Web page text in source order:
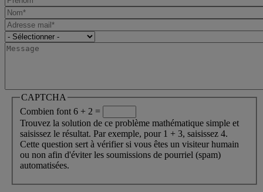
CAPTCHA
Combien font 6 + 2 =
Trouvez la solution de ce problème mathématique simple et
saisissez le résultat. Par exemple, pour 1 + 3, saisissez 4.
Cette question sert à vérifier si vous êtes un visiteur humain
ou non afin d'éviter les soumissions de pourriel (spam)
automatisées.